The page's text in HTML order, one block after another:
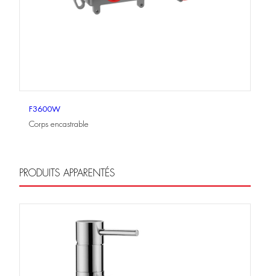
F3600W
Corps encastrable
PRODUITS APPARENTÉS